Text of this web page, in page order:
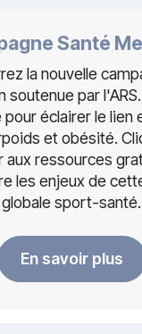
Santé
la nouvelle
soutenue par
éclairer le lien
et obésité.
aux ressources
les enjeux de
globale sport-santé.
En savoir plus